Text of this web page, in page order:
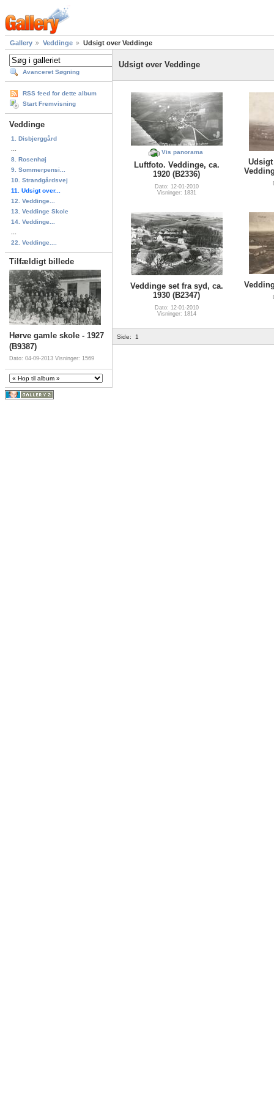
Gallery Veddinge Udsigt over Veddinge
Avanceret Søgning
RSS feed for dette album
Start Fremvisning
Veddinge
1. Disbjerggård
8. Rosenhøj
9. Sommerpensi...
10. Strandgårdsvej
11. Udsigt over...
12. Veddinge...
13. Veddinge Skole
14. Veddinge...
22. Veddinge....
Tilfældigt billede
Hørve gamle skole - 1927
(B9387)
Dato: 04-09-2013 Visninger: 1569
Udsigt over Veddinge
Vis panorama
Luftfoto. Veddinge, ca.
1920 (B2336)
Dato: 12-01-2010
Visninger: 1831
Veddinge set fra syd, ca.
1930 (B2347)
Dato: 12-01-2010
Visninger: 1814
Side: 1